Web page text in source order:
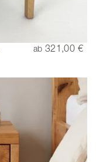
ab 321,00 €